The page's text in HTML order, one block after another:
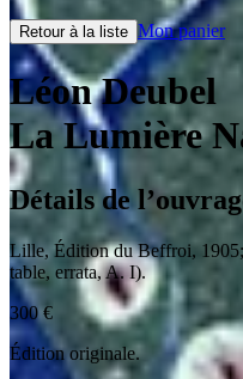
Retour à la liste Mon panier
Léon Deubel
La Lumière
Détails de
Lille,Édition du Beffroi,1905;
table, errata, A. I).
300 €
Édition originale.